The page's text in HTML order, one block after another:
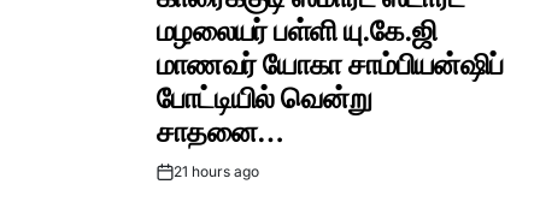
மழலையர் பள்ளி யு.கே.ஜி
மாணவர் யோகா சாம்பியன்ஷிப்
போட்டியில் வென்று
சாதனை…
Post21 hours ago